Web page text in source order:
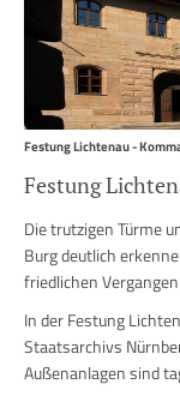
Festung Lichtenau -
Festung
Die trutzigen Türme
Burg deutlich
friedlichen
In der Festung
Staatsarchivs
Außenanlagen sind